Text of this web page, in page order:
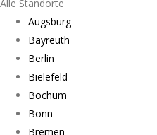
Alle Standorte
Augsburg
Bayreuth
Berlin
Bielefeld
Bochum
Bonn
Bremen